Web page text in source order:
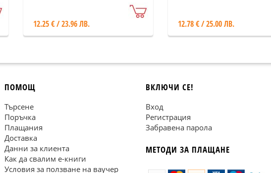
12.25 € / 23.96 ЛВ. 12.78 € / 25.00 ЛВ.
ПОМОЩ
Търсене
Поръчка
Плащания
Доставка
Данни за клиента
Как да свалим е-книги
Условия за ползване на ваучер
ВКЛЮЧИ СЕ!
Вход
Регистрация
Забравена парола
МЕТОДИ ЗА ПЛАЩАНЕ